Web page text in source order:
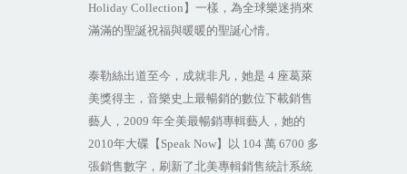
Holiday Collection 】一樣，為全球樂迷捎來
滿滿的聖誕祝福與暖暖的聖誕心情。
泰勒絲出道至今，成就非凡，她是 4 座葛萊
美獎得主，音樂史上最暢銷的數位下載銷售
藝人， 2009 年全美最暢銷專輯藝人，她的
2010年大碟【 Speak Now】以 104 萬 6700 多
張銷售數字，刷新了北美專輯銷售統計系統